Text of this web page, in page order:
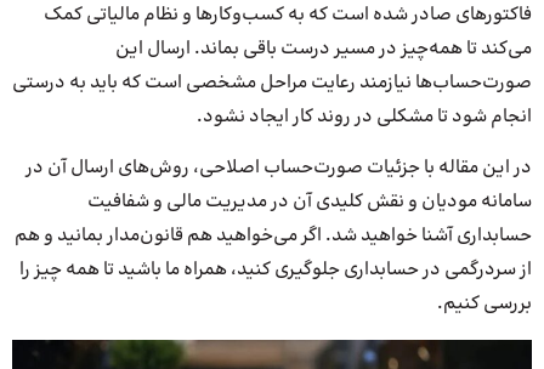
فاکتورهای صادر شده است که به کسب‌وکارها و نظام مالیاتی کمک
می‌کند تا همه‌چیز در مسیر درست باقی بماند. ارسال این
صورت‌حساب‌ها نیازمند رعایت مراحل مشخصی است که باید به درستی
انجام شود تا مشکلی در روند کار ایجاد نشود.
در این مقاله با جزئیات صورت‌حساب اصلاحی، روش‌های ارسال آن در
سامانه مودیان و نقش کلیدی آن در مدیریت مالی و شفافیت
حسابداری آشنا خواهید شد. اگر می‌خواهید هم قانون‌مدار بمانید و هم
از سردرگمی در حسابداری جلوگیری کنید، همراه ما باشید تا همه چیز را
بررسی کنیم.